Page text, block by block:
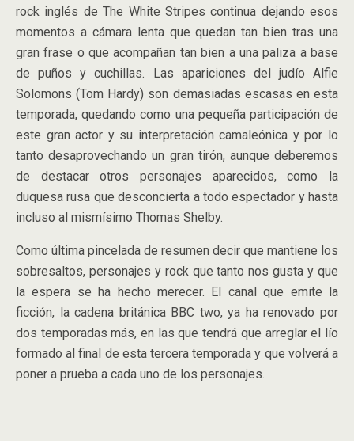
rock inglés de The White Stripes continua dejando esos
momentos a cámara lenta que quedan tan bien tras una
gran frase o que acompañan tan bien a una paliza a base
de puños y cuchillas. Las apariciones del judío Alfie
Solomons (Tom Hardy) son demasiadas escasas en esta
temporada, quedando como una pequeña participación de
este gran actor y su interpretación camaleónica y por lo
tanto desaprovechando un gran tirón, aunque deberemos
de destacar otros personajes aparecidos, como la
duquesa rusa que desconcierta a todo espectador y hasta
incluso al mismísimo Thomas Shelby.
Como última pincelada de resumen decir que mantiene los
sobresaltos, personajes y rock que tanto nos gusta y que
la espera se ha hecho merecer. El canal que emite la
ficción, la cadena británica BBC two, ya ha renovado por
dos temporadas más, en las que tendrá que arreglar el lío
formado al final de esta tercera temporada y que volverá a
poner a prueba a cada uno de los personajes.